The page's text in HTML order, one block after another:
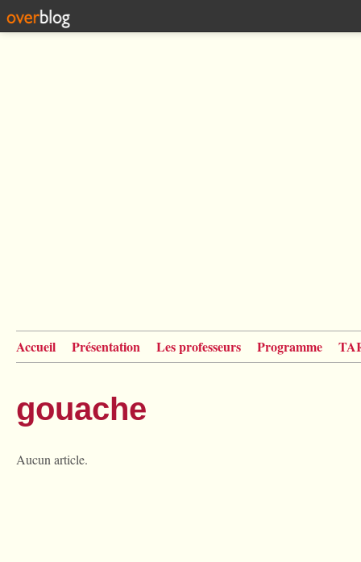
Accueil Présentation Les professeurs Programme
gouache
Aucun article.